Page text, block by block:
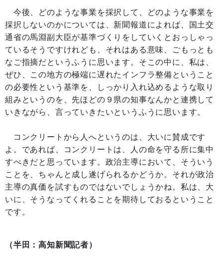
今後、どのような事業を採択して、どのような事業を
採択しないのかについては、新聞報道によれば、国土交
通省の馬淵副大臣が基準づくりをしていくとおっしゃっ
ているそうですけれども、それはある意味、ごもっとも
なご指摘だというふうに思います。そこの中に、私は、
ぜひ、この地方の極端に遅れたインフラ整備ということ
の必要性という基準を、しっかり入れ込めるような取り
組みというのを、先ほどの９県の知事なんかと連携して
いきながら、言っていきたいというふうに思います。
コンクリートから人へというのは、大いに賛成です
よ。であれば、コンクリートは、人の命を守る所に集中
すべきだと思っています。政治主導において、そういう
ことを、ちゃんと成し遂げられるかどうか。それが政治
主導の真価を試すものではないでしょうかね。私は、大
いに、そうなってくれることを期待しておるということ
です。
（半田：高知新聞記者）